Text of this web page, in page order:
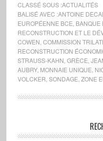
CLASSÉ SOUS :ACTUALITÉS
BALISÉ AVEC :ANTOINE
EUROPÉENNE BCE BANQUE
RECONSTRUCTION ET LE
COWEN COMMISSION
RECONSTRUCTION
STRAUSS-KAHN GRÈCE
AUBRY, MONNAIE UNIQUE
VOLCKER SONDAGE ZONE